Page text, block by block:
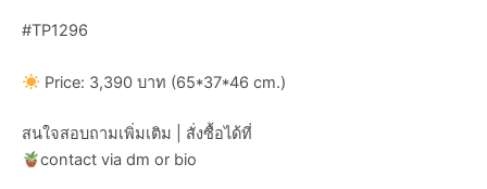
#TP1296
Price: 3,390 บาท (65*37*46 cm.)
สนใจสอบถามเพิ่มเติม | สั่งซื้อได้ที่
contact via dm or bio